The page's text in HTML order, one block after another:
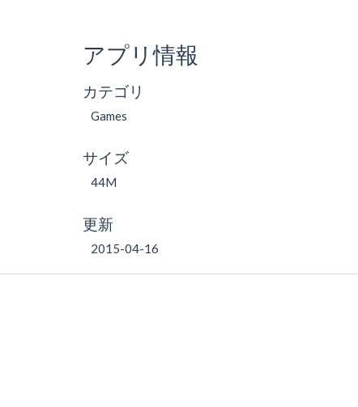
アプリ情報
カテゴリ
Games
サイズ
44M
更新
2015-04-16